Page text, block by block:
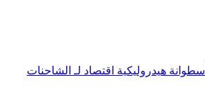
أسطوانة هيدروليكية اقتصاد لـ الشاحنات